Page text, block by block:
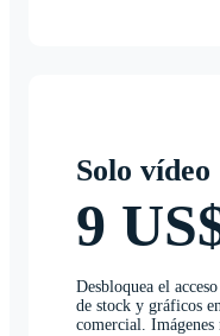
Solo vídeo
9
Desbloquea el
de stock y gráficos
comercial. Imágenes